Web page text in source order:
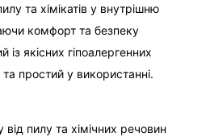
та хімікатів у внутрішню
комфорт та безпеку
якісних гіпоалергенних
простий у використанні.
від пилу та хімічних речовин